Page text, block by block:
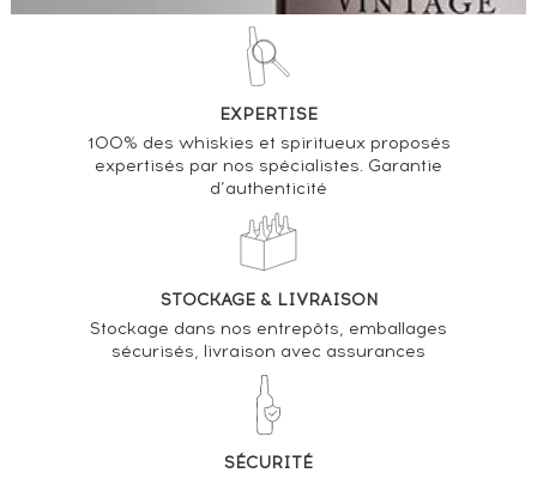
EXPERTISE
100% des whiskies et spiritueux proposés
expertisés par nos spécialistes. Garantie
d’authenticité
STOCKAGE & LIVRAISON
Stockage dans nos entrepôts, emballages
sécurisés, livraison avec assurances
SÉCURITÉ